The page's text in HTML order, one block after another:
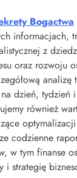
Bogactwa
informacjach,
z
oraz rozwoju
analizę
dzień, tydzień
również
codzienne
w tym finanse
i strategię